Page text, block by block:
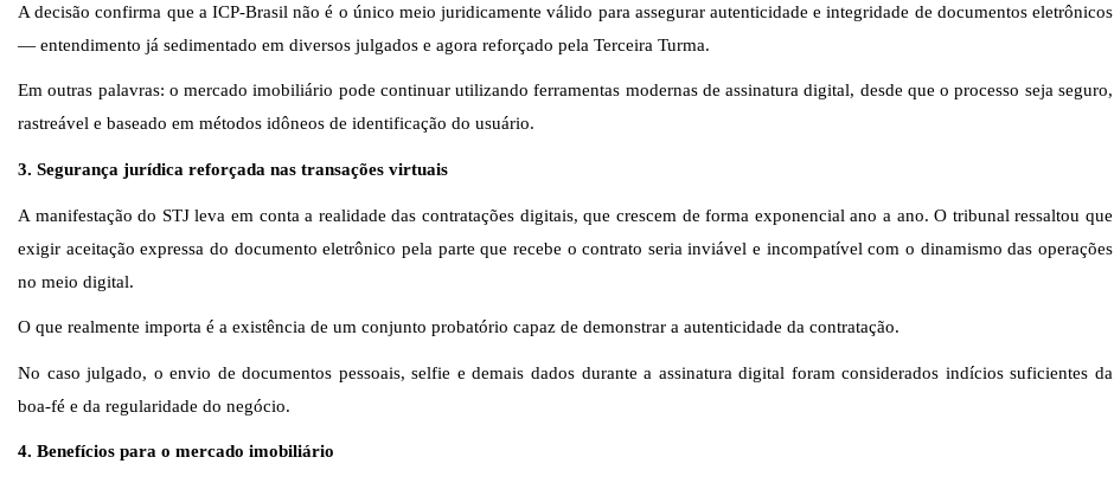
A decisão confirma que a ICP-Brasil não é o único meio juridicamente válido para assegurar autenticidade e integridade de documentos eletrônicos
— entendimento já sedimentado em diversos julgados e agora reforçado pela Terceira Turma.
Em outras palavras: o mercado imobiliário pode continuar utilizando ferramentas modernas de assinatura digital, desde que o processo seja seguro,
rastreável e baseado em métodos idôneos de identificação do usuário.
3. Segurança jurídica reforçada nas transações virtuais
A manifestação do STJ leva em conta a realidade das contratações digitais, que crescem de forma exponencial ano a ano. O tribunal ressaltou que
exigir aceitação expressa do documento eletrônico pela parte que recebe o contrato seria inviável e incompatível com o dinamismo das operações
no meio digital.
O que realmente importa é a existência de um conjunto probatório capaz de demonstrar a autenticidade da contratação.
No caso julgado, o envio de documentos pessoais, selfie e demais dados durante a assinatura digital foram considerados indícios suficientes da
boa-fé e da regularidade do negócio.
4. Benefícios para o mercado imobiliário